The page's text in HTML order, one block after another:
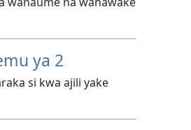
ya 2
si kwa ajili yake